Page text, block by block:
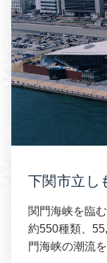
下関市立し
関門海峡を臨
約550種類、
門海峡の潮流